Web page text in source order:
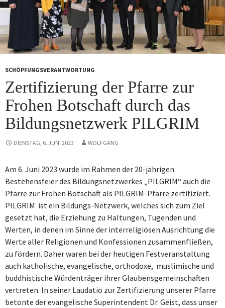
SCHÖPFUNGSVERANTWORTUNG
Zertifizierung der Pfarre zur
Frohen Botschaft durch das
Bildungsnetzwerk PILGRIM
DIENSTAG, 6. JUNI 2023 WOLFGANG
Am 6. Juni 2023 wurde im Rahmen der 20-jährigen
Bestehensfeier des Bildungsnetzwerkes „PILGRIM“ auch die
Pfarre zur Frohen Botschaft als PILGRIM-Pfarre zertifiziert.
PILGRIM ist ein Bildungs-Netzwerk, welches sich zum Ziel
gesetzt hat, die Erziehung zu Haltungen, Tugenden und
Werten, in denen im Sinne der interreligiösen Ausrichtung die
Werte aller Religionen und Konfessionen zusammenfließen,
zu fördern. Daher waren bei der heutigen Festveranstaltung
auch katholische, evangelische, orthodoxe, muslimische und
buddhistische Würdenträger ihrer Glaubensgemeinschaften
vertreten. In seiner Laudatio zur Zertifizierung unserer Pfarre
betonte der evangelische Superintendent Dr. Geist, dass unser